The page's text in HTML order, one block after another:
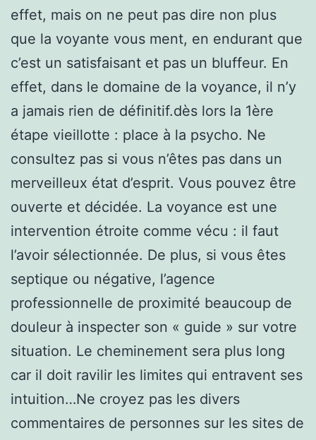
effet, mais on ne peut pas dire non plus
que la voyante vous ment, en endurant que
c’est un satisfaisant et pas un bluffeur. En
effet, dans le domaine de la voyance, il n’y
a jamais rien de définitif.dès lors la 1ère
étape vieillotte : place à la psycho. Ne
consultez pas si vous n’êtes pas dans un
merveilleux état d’esprit. Vous pouvez être
ouverte et décidée. La voyance est une
intervention étroite comme vécu : il faut
l’avoir sélectionnée. De plus, si vous êtes
septique ou négative, l’agence
professionnelle de proximité beaucoup de
douleur à inspecter son « guide » sur votre
situation. Le cheminement sera plus long
car il doit ravilir les limites qui entravent ses
intuition…Ne croyez pas les divers
commentaires de personnes sur les sites de